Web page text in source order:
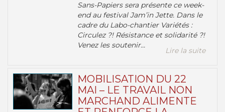
Sans-Papiers sera présente ce week-
end au festival Jam’in Jette. Dans le
cadre du Labo-chantier Variétés :
Circulez ?! Résistance et solidarité ?!
Venez les soutenir...
Lire la suite
MOBILISATION DU 22
MAI – LE TRAVAIL NON
MARCHAND ALIMENTE